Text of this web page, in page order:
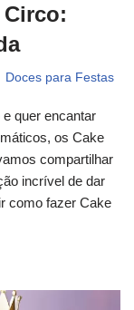
Circo:
Doces para Festas
quer encantar
os Cake
compartilhar
incrível de dar
como fazer Cake